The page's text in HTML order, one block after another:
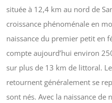
située à 12,4 km au nord de
croissance phénoménale en
naissance du premier petit en
compte aujourd’hui environ
sur plus de 13 km de littoral.
retournent généralement se
sont nés. Avec la naissance de